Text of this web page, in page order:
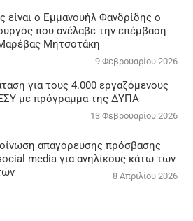
είναι ο Εμμανουήλ Φανδρίδης ο
που ανέλαβε την επέμβαση
Μητσοτάκη
9 Φεβρουαρίου 2026
για τους 4.000 εργαζόμενους
με πρόγραμμα της ΔΥΠΑ
13 Φεβρουαρίου 2026
απαγόρευσης πρόσβασης
media για ανηλίκους κάτω των
8 Απριλίου 2026